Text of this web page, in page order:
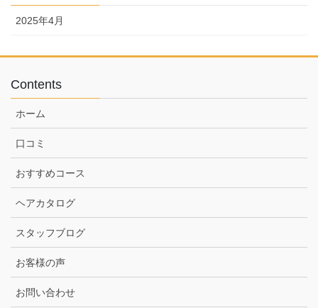
2025年4月
Contents
ホーム
口コミ
おすすめコース
ヘアカタログ
スタッフブログ
お客様の声
お問い合わせ